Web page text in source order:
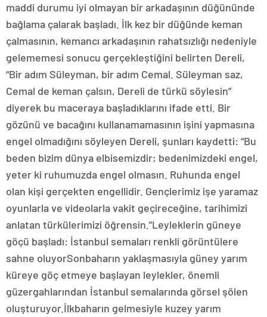
maddi durumu iyi olmayan bir arkadaşının düğününde
bağlama çalarak başladı. İlk kez bir düğünde keman
çalmasının, kemancı arkadaşının rahatsızlığı nedeniyle
gelememesi sonucu gerçekleştiğini belirten Dereli,
“Bir adım Süleyman, bir adım Cemal. Süleyman saz,
Cemal de keman çalsın, Dereli de türkü söylesin”
diyerek bu maceraya başladıklarını ifade etti. Bir
gözünü ve bacağını kullanamamasının işini yapmasına
engel olmadığını söyleyen Dereli, şunları kaydetti: “Bu
beden bizim dünya elbisemizdir; bedenimizdeki engel,
yeter ki ruhumuzda engel olmasın. Ruhunda engel
olan kişi gerçekten engellidir. Gençlerimiz işe yaramaz
oyunlarla ve videolarla vakit geçireceğine, tarihimizi
anlatan türkülerimizi öğrensin.”Leyleklerin güneye
göçü başladı: İstanbul semaları renkli görüntülere
sahne oluyorSonbaharın yaklaşmasıyla güney yarım
küreye göç etmeye başlayan leylekler, önemli
güzergahlarından İstanbul semalarında görsel şölen
oluşturuyor.İlkbaharın gelmesiyle kuzey yarım